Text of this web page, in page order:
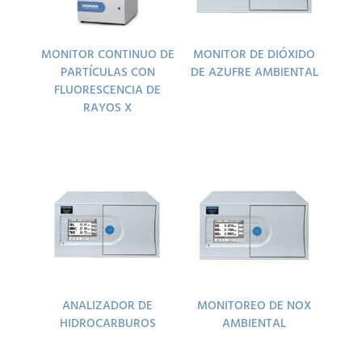
MONITOR CONTINUO DE
PARTÍCULAS CON
FLUORESCENCIA DE
RAYOS X
MONITOR DE DIÓXIDO
DE AZUFRE AMBIENTAL
ANALIZADOR DE
HIDROCARBUROS
MONITOREO DE NOX
AMBIENTAL